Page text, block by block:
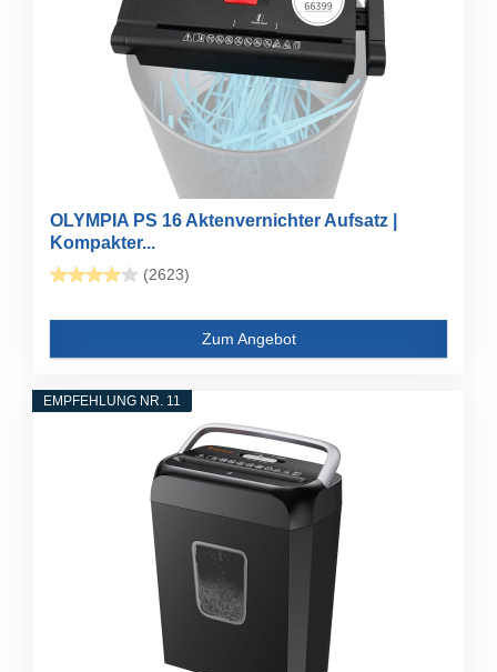
OLYMPIA PS 16 Aktenvernichter Aufsatz |
Kompakter...
(2623)
Zum Angebot
EMPFEHLUNG NR. 11